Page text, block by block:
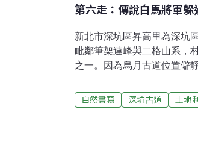
第六走：傳說白馬將軍躲
新北市深坑區昇高里為深坑
毗鄰筆架連峰與二格山系，
之一。因為烏月古道位置僻
盛，到了晚上，山林蔽月，
苦茶樹，故此山區曾是榨油
自然書寫 深坑古道 土地